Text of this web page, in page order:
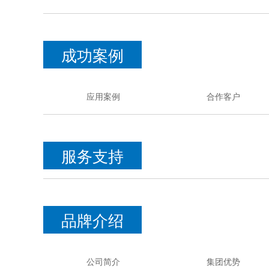
成功案例
应用案例 合作客户
服务支持
品牌介绍
公司简介 集团优势